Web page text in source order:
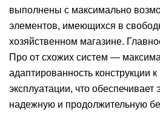
выполнены с максимально
элементов, имеющихся в
хозяйственном магазине.
Про от схожих систем —
адаптированность конструкции
эксплуатации, что
надежную и продолжительную